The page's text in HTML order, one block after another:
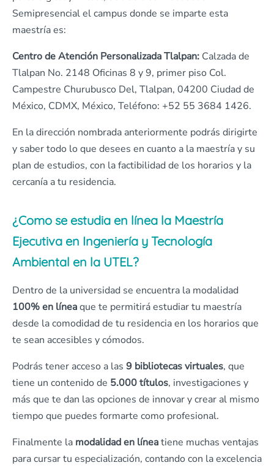
Semipresencial el campus donde se imparte esta
maestría es:
Centro de Atención Personalizada Tlalpan: Calzada de
Tlalpan No. 2148 Oficinas 8 y 9, primer piso Col.
Campestre Churubusco Del, Tlalpan, 04200 Ciudad de
México, CDMX, México, Teléfono: +52 55 3684 1426.
En la dirección nombrada anteriormente podrás dirigirte
y saber todo lo que desees en cuanto a la maestría y su
plan de estudios, con la factibilidad de los horarios y la
cercanía a tu residencia.
¿Como se estudia en línea la Maestría
Ejecutiva en Ingeniería y Tecnología
Ambiental en la UTEL?
Dentro de la universidad se encuentra la modalidad
100% en líneaque te permitirá estudiar tu maestría
desde la comodidad de tu residencia en los horarios que
te sean accesibles y cómodos.
Podrás tener acceso a las 9 bibliotecas virtuales, que
tiene un contenido de 5.000 títulos, investigaciones y
más que te dan las opciones de innovar y crear al mismo
tiempo que puedes formarte como profesional.
Finalmente la modalidad en líneatiene muchas ventajas
para cursar tu especialización, contando con la excelencia